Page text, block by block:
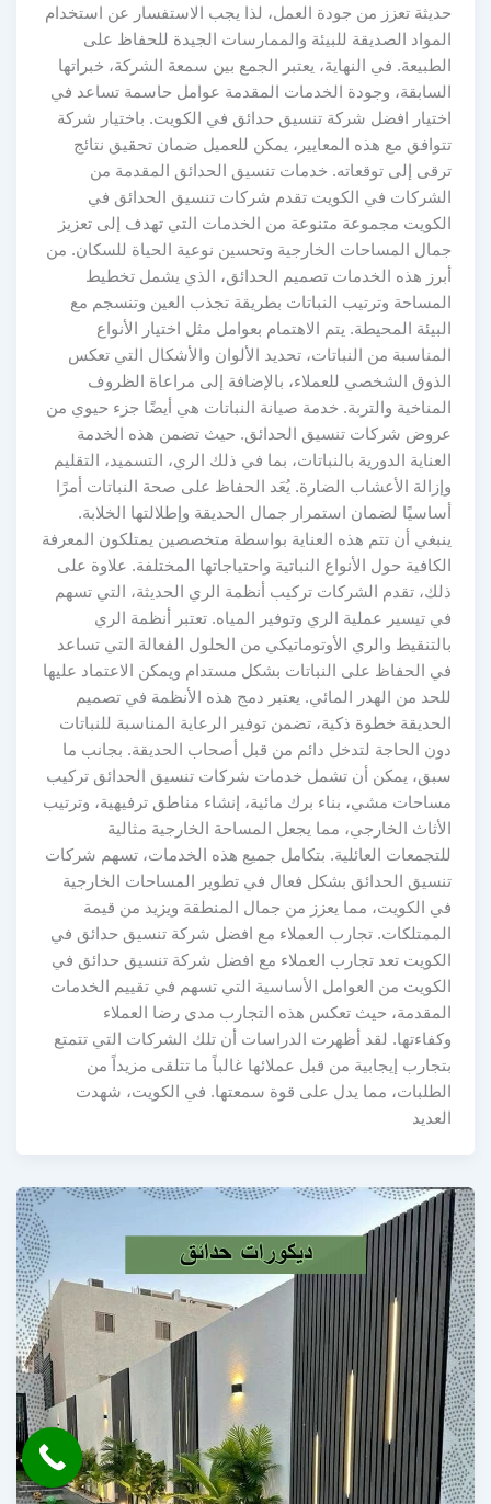
حديثة تعزز من جودة العمل، لذا يجب الاستفسار عن استخدام
المواد الصديقة للبيئة والممارسات الجيدة للحفاظ على
الطبيعة. في النهاية، يعتبر الجمع بين سمعة الشركة، خبراتها
السابقة، وجودة الخدمات المقدمة عوامل حاسمة تساعد في
اختيار افضل شركة تنسيق حدائق في الكويت. باختيار شركة
تتوافق مع هذه المعايير، يمكن للعميل ضمان تحقيق نتائج
ترقى إلى توقعاته. خدمات تنسيق الحدائق المقدمة من
الشركات في الكويت تقدم شركات تنسيق الحدائق في
الكويت مجموعة متنوعة من الخدمات التي تهدف إلى تعزيز
جمال المساحات الخارجية وتحسين نوعية الحياة للسكان. من
أبرز هذه الخدمات تصميم الحدائق، الذي يشمل تخطيط
المساحة وترتيب النباتات بطريقة تجذب العين وتنسجم مع
البيئة المحيطة. يتم الاهتمام بعوامل مثل اختيار الأنواع
المناسبة من النباتات، تحديد الألوان والأشكال التي تعكس
الذوق الشخصي للعملاء، بالإضافة إلى مراعاة الظروف
المناخية والتربة. خدمة صيانة النباتات هي أيضًا جزء حيوي من
عروض شركات تنسيق الحدائق. حيث تضمن هذه الخدمة
العناية الدورية بالنباتات، بما في ذلك الري، التسميد، التقليم
وإزالة الأعشاب الضارة. يُعَد الحفاظ على صحة النباتات أمرًا
أساسيًا لضمان استمرار جمال الحديقة وإطلالتها الخلابة.
ينبغي أن تتم هذه العناية بواسطة متخصصين يمتلكون المعرفة
الكافية حول الأنواع النباتية واحتياجاتها المختلفة. علاوة على
ذلك، تقدم الشركات تركيب أنظمة الري الحديثة، التي تسهم
في تيسير عملية الري وتوفير المياه. تعتبر أنظمة الري
بالتنقيط والري الأوتوماتيكي من الحلول الفعالة التي تساعد
في الحفاظ على النباتات بشكل مستدام ويمكن الاعتماد عليها
للحد من الهدر المائي. يعتبر دمج هذه الأنظمة في تصميم
الحديقة خطوة ذكية، تضمن توفير الرعاية المناسبة للنباتات
دون الحاجة لتدخل دائم من قبل أصحاب الحديقة. بجانب ما
سبق، يمكن أن تشمل خدمات شركات تنسيق الحدائق تركيب
مساحات مشي، بناء برك مائية، إنشاء مناطق ترفيهية، وترتيب
الأثاث الخارجي، مما يجعل المساحة الخارجية مثالية
للتجمعات العائلية. بتكامل جميع هذه الخدمات، تسهم شركات
تنسيق الحدائق بشكل فعال في تطوير المساحات الخارجية
في الكويت، مما يعزز من جمال المنطقة ويزيد من قيمة
الممتلكات. تجارب العملاء مع افضل شركة تنسيق حدائق في
الكويت تعد تجارب العملاء مع افضل شركة تنسيق حدائق في
الكويت من العوامل الأساسية التي تسهم في تقييم الخدمات
المقدمة، حيث تعكس هذه التجارب مدى رضا العملاء
وكفاءتها. لقد أظهرت الدراسات أن تلك الشركات التي تتمتع
بتجارب إيجابية من قبل عملائها غالباً ما تتلقى مزيداً من
الطلبات، مما يدل على قوة سمعتها. في الكويت، شهدت
العديد